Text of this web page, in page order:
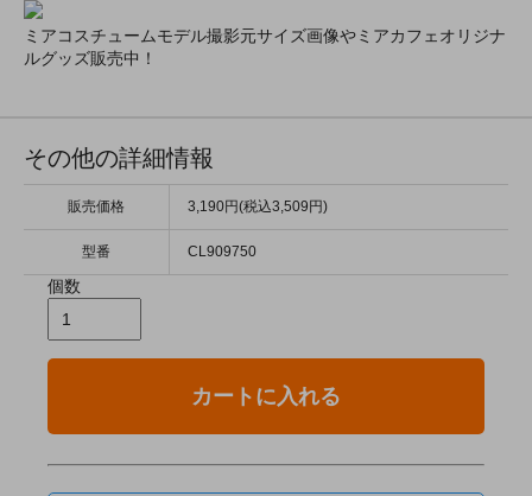
ミアコスチュームモデル撮影元サイズ画像やミアカフェオリジナ
ルグッズ販売中！
その他の詳細情報
販売価格 3,190円(税込3,509円)
型番 CL909750
個数
カートに入れる